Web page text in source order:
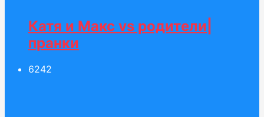
Катя и Макс vs родители|
пранки
6242